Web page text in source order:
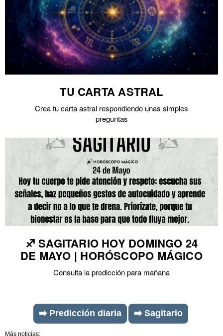
TU CARTA ASTRAL
Crea tu carta astral respondiendo unas simples
preguntas
♐ SAGITARIO HOY DOMINGO 24
DE MAYO | HORÓSCOPO MÁGICO
Consulta la predicción para mañana
➡️ Predicción diaria ➡️ Sagitario
Más noticias: